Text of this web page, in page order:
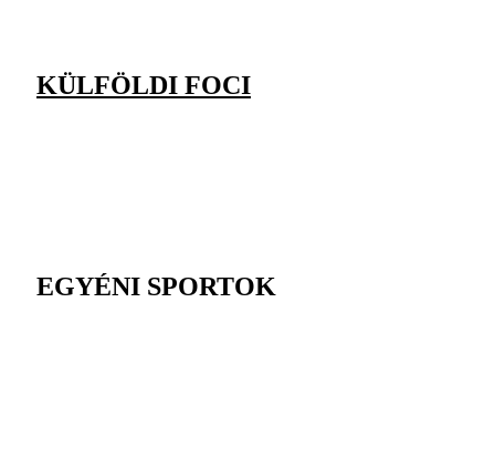
KÜLFÖLDI FOCI
EGYÉNI SPORTOK